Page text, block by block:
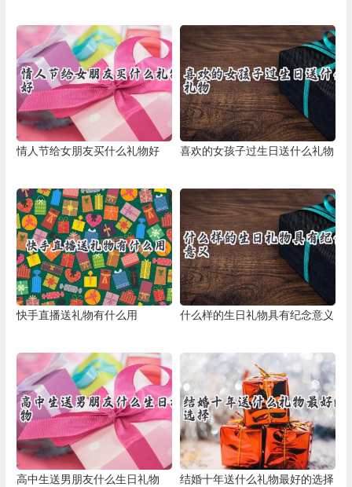
情人节给女朋友买什么礼物好 喜欢的女孩子过生日送什么礼物
快手直播送礼物有什么用 什么样的生日礼物具有纪念意义
高中生送男朋友什么生日礼物 结婚十年送什么礼物最好的选择